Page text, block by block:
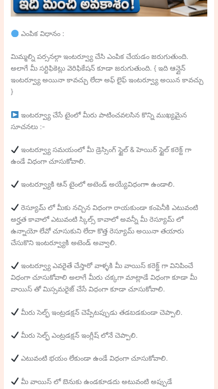
ఎంపిక విధానం :
మిమ్మల్ని పర్సనల్గా ఇంటర్వ్యూ చేసి ఎంపిక చేయడం జరుగుతుంది.
అలాగే మీ సర్టిఫికెట్లు వెరిఫికేషన్ కూడా జరుగుతుంది. { ఇది ఆన్లైన్
ఇంటర్వ్యూ అయినా కావచ్చు లేదా అఫ్ లైఫ్ ఇంటర్వ్యూ అయిన కావచ్చు
}
ఇంటర్వ్యూ చేసే టైంలో మీరు పాటించవలసిన కొన్ని ముఖ్యమైన
సూచనలు :-
ఇంటర్వ్యూ సమయంలో మీ డ్రెస్సింగ్ స్టైల్ & హెయిర్ స్టైల్ కరెక్ట్ గా
ఉండే విధంగా చూసుకోవాలి.
ఇంటర్వ్యూకి ఆన్ టైంలో అటెండ్ అయ్యేవిధంగాా ఉండాలి.
రెస్యూమ్ లో మీకు నచ్చిన విధంగా రాయకుండా కంపెనీకి ఎటువంటి
అర్హత కావాలో ఎటువంటి స్కిల్స్ కావాలో అవన్నీ మీ రెస్యూమ్ లో
ఉన్నాయో లేవో చూసుకుని లేదా కొత్త రెస్యూమ్ అయినా తయారు
చేసుకొని ఇంటర్వ్యూకి అటెండ్ అవ్వాలి.
ఇంటర్వ్యూ ఎవరైతే చేస్తారో వాళ్ళకి మీ వాయిస్ కరెక్ట్ గా వినిపించే
విధంగా చూసుకోవాలి అలాగే మీరు చక్కగా మాట్లాడే విధంగా కూడా మీ
వాయిస్ తో మిస్సమరైజ్ చేసే విధంగా కూడా చూసుకోవాలి.
మీరు సెల్ఫ్ ఇంట్రడక్షన్ చెప్పేటప్పుడు తడబడకుండా చెప్పాలి.
మీరు సెల్ఫ్ ఎంట్రడక్షన్ ఇంగ్లీష్ లోనే చెప్పాలి.
ఎటువంటి భయం లేకుండా ఉండే విధంగా చూసుకోవాలి.
మీ వాయిస్ లో బెనుకు ఉండకూడదు అటువంటి అప్పుడే